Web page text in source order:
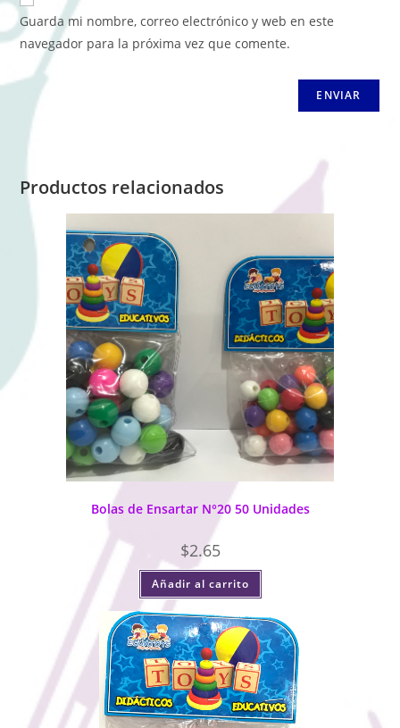
Guarda mi nombre, correo electrónico y web en este
navegador para la próxima vez que comente.
Productos relacionados
Bolas de Ensartar N°20 50 Unidades
$2.65
Añadir al carrito